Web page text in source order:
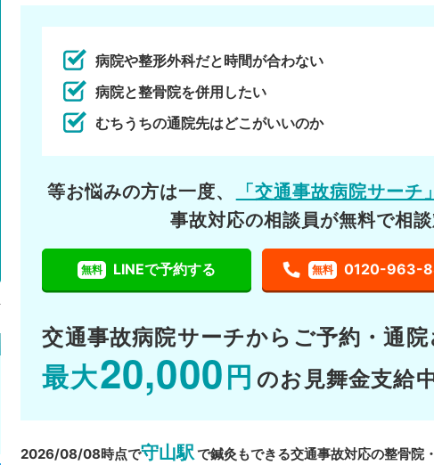
病院や整形外科だと時間が合わない
病院と整骨院を併用したい
むちうちの通院先はどこがいいのか
等お悩みの方は一度、 「交通事故病院サーチ
事故対応の相談員が無料で相談
無料 LINEで予約する 無料 0120-963-
交通事故病院サーチから ご予約・通
最大20,000 円 のお見舞金支給
2026/08/08時点で守山駅で鍼灸もできる交通事故対応の整骨院